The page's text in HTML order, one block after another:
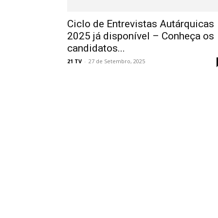
Ciclo de Entrevistas Autárquicas
2025 já disponível – Conheça os
candidatos...
21 TV - 27 de Setembro, 2025